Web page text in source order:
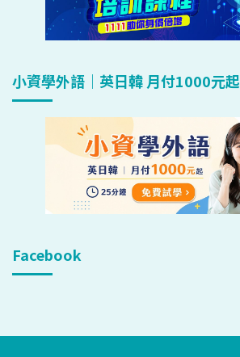
小資學外語｜英日韓 月付1000元起
Facebook